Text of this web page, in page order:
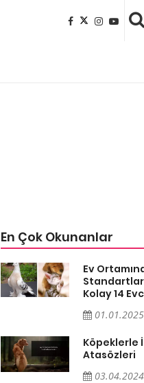
En Çok Okunanlar
Ev
Kolay 14
01.01.2025
Köpeklerle
Atasözleri
03.04.2024